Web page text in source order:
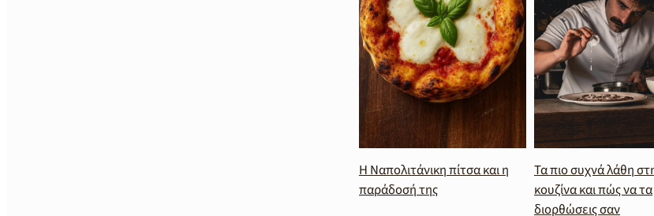
Η Ναπολιτάνικη πίτσα και η
παράδοσή της
Τα πιο συχνά λάθη
κουζίνα και πώς να τα
διορθώσεις σαν